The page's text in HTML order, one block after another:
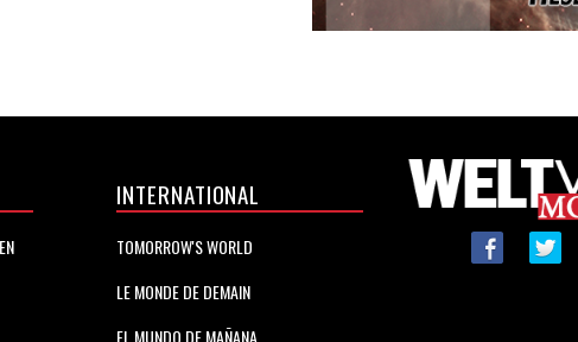
INTERNATIONAL
TOMORROW'S WORLD
LE MONDE DE DEMAIN